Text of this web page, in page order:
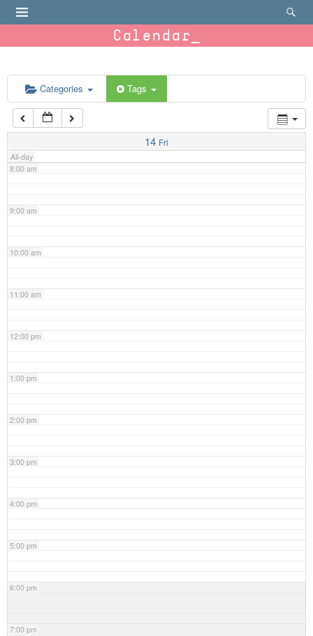
Calendar
Categories Tags
14 Fri
All-day
6:00 am
7:00 am
8:00 am
9:00 am
10:00 am
11:00 am
12:00 pm
1:00 pm
2:00 pm
3:00 pm
4:00 pm
5:00 pm
6:00 pm
7:00 pm